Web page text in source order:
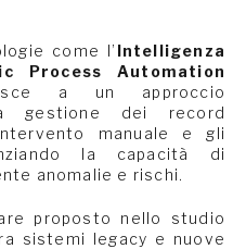
come l’ Intelligenza
Process Automation
a un approccio
gestione dei record
manuale e gli
la capacità di
anomalie e rischi.
proposto nello studio
sistemi legacy e nuove